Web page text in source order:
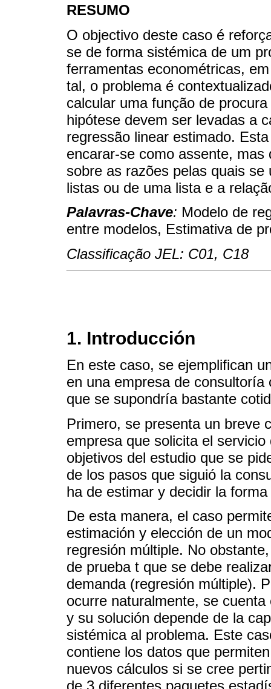
RESUMO
O objectivo deste caso é
se de forma sistémica de um
ferramentas econométricas,
tal, o problema é
calcular uma função de
hipótese devem ser levadas a
regressão linear estimado.
encarar-se como assente,
sobre as razões pelas quais
listas ou de uma lista e a
Palavras-Chave: Modelo de
entre modelos, Estimativa de
Classificação JEL: C01, C18
1. Introducción
En este caso, se ejemplifican
en una empresa de
que se supondría bastante
Primero, se presenta un breve
empresa que solicita el
objetivos del estudio que se
de los pasos que siguió la
ha de estimar y decidir la
De esta manera, el caso
estimación y elección de un
regresión múltiple. No
de prueba t que se debe
demanda (regresión múltiple).
ocurre naturalmente, se
y su solución depende de la
sistémica al problema. Este
contiene los datos que
nuevos cálculos si se cree